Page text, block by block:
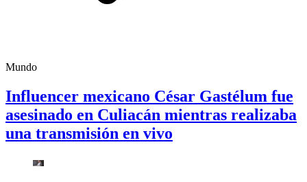
Mundo
Influencer mexicano César Gastélum fue
asesinado en Culiacán mientras realizaba
una transmisión en vivo